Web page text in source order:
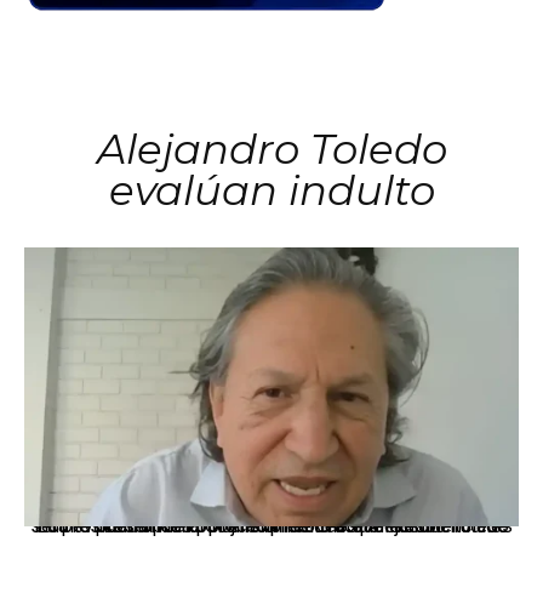
Alejandro Toledo
evalúan indulto
La presidenta Keiko Fujimori informó que la solicitud de indulto presentada por el expresidente Alejandro Toledo será evaluada por la Comisión de Gracias Presidenciales conforme al procedimiento establecido.